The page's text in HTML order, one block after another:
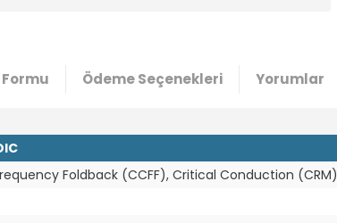
Ödeme Seçenekleri Yorumlar
Foldback (CCFF), Critical Conduction (CRM)